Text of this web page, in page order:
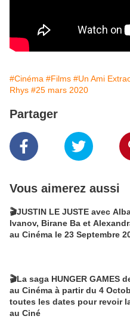
#Cinéma #Films #Un Ami
Rhys #25 mars 2020
Partager
Vous aimerez aussi
🎬JUSTIN LE JUSTE avec
Ivanov, Birane Ba et
au Cinéma le 23 Septembre
🎬La saga HUNGER GAMES
au Cinéma à partir du 4
toutes les dates pour revoir
au Ciné